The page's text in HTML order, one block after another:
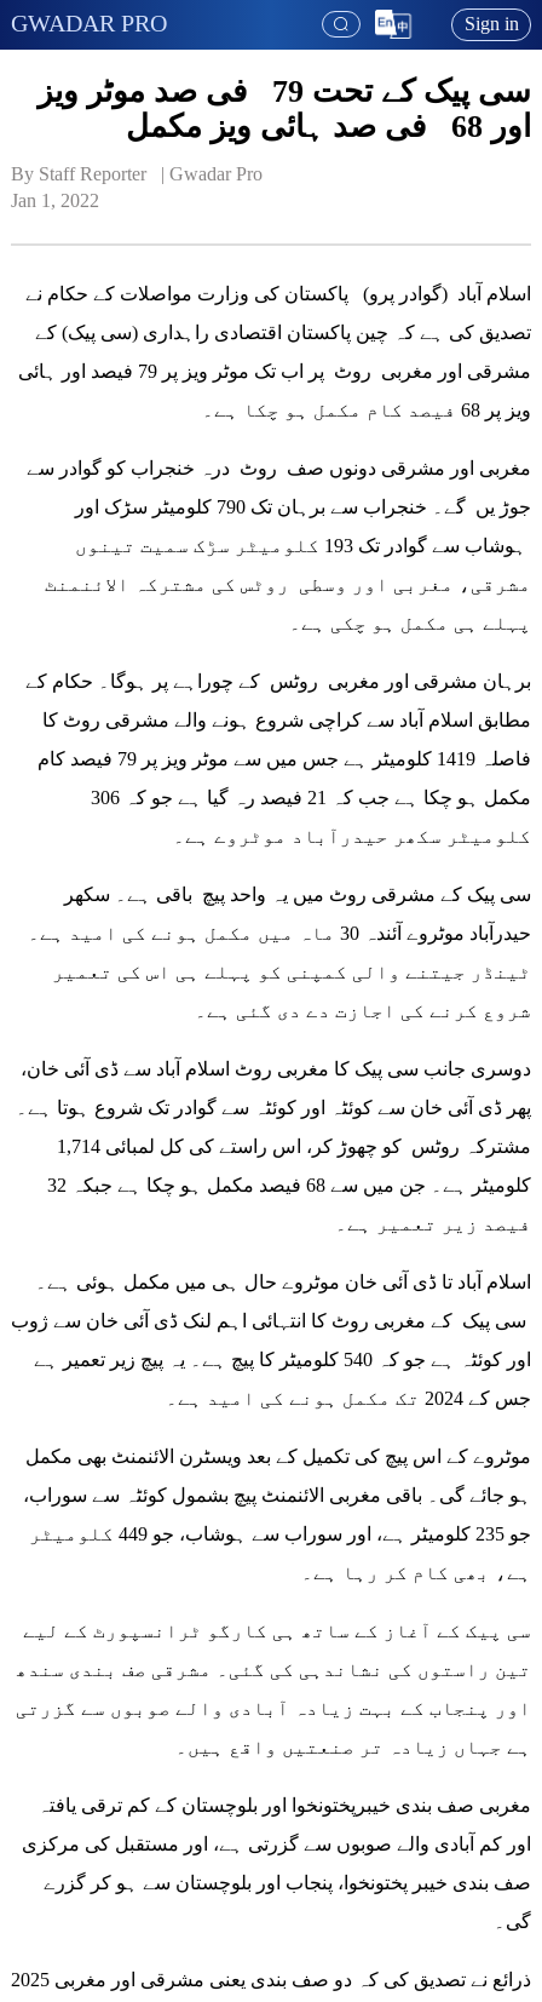
GWADAR PRO Sign in
سی پیک کے تحت 79 فی صد موٹر ویز
اور 68 فی صد ہائی ویز مکمل
By Staff Reporter   | Gwadar Pro
Jan 1, 2022
اسلام آباد (گوادر پرو) پاکستان کی وزارت مواصلات کے حکام نے
تصدیق کی ہے کہ چین پاکستان اقتصادی راہداری (سی پیک) کے
مشرقی اور مغربی روٹ پر اب تک موٹر ویز پر 79 فیصد اور ہائی
ویز پر 68 فیصد کام مکمل ہو چکا ہے۔
مغربی اور مشرقی دونوں صف روٹ درہ خنجراب کو گوادر سے
جوڑ یں گے۔ خنجراب سے برہان تک 790 کلومیٹر سڑک اور
ہوشاب سے گوادر تک 193 کلومیٹر سڑک سمیت تینوں
مشرقی، مغربی اور وسطی روٹس کی مشترکہ الائنمنٹ
پہلے ہی مکمل ہو چکی ہے۔
برہان مشرقی اور مغربی روٹس کے چوراہے پر ہوگا۔ حکام کے
مطابق اسلام آباد سے کراچی شروع ہونے والے مشرقی روٹ کا
فاصلہ 1419 کلومیٹر ہے جس میں سے موٹر ویز پر 79 فیصد کام
مکمل ہو چکا ہے جب کہ 21 فیصد رہ گیا ہے جو کہ 306
کلومیٹر سکھر حیدرآباد موٹروے ہے۔
حیدرآباد موٹروے آئندہ 30 ماہ میں مکمل ہونے کی امید ہے۔
ٹینڈر جیتنے والی کمپنی کو پہلے ہی اس کی تعمیر
شروع کرنے کی اجازت دے دی گئی ہے۔
دوسری جانب سی پیک کا مغربی روٹ اسلام آباد سے ڈی آئی خان،
پھر ڈی آئی خان سے کوئٹہ اور کوئٹہ سے گوادر تک شروع ہوتا ہے۔
مشترکہ روٹس کو چھوڑ کر، اس راستے کی کل لمبائی 1,714
کلومیٹر ہے۔ جن میں سے 68 فیصد مکمل ہو چکا ہے جبکہ 32
فیصد زیر تعمیر ہے۔
اسلام آباد تا ڈی آئی خان موٹروے حال ہی میں مکمل ہوئی ہے۔
سی پیک کے مغربی روٹ کا انتہائی اہم لنک ڈی آئی خان سے ژوب
اور کوئٹہ ہے جو کہ 540 کلومیٹر کا پیچ ہے۔ یہ پیچ زیر تعمیر ہے
جس کے 2024 تک مکمل ہونے کی امید ہے۔
موٹروے کے اس پیچ کی تکمیل کے بعد ویسٹرن الائنمنٹ بھی مکمل
ہو جائے گی۔ باقی مغربی الائنمنٹ پیچ بشمول کوئٹہ سے سوراب،
جو 235 کلومیٹر ہے، اور سوراب سے ہوشاب، جو 449 کلومیٹر
ہے، بھی کام کر رہا ہے۔
تین راستوں کی نشاندہی کی گئی۔ مشرقی صف بندی سندھ
اور پنجاب کے بہت زیادہ آبادی والے صوبوں سے گزرتی
ہے جہاں زیادہ تر صنعتیں واقع ہیں۔
مغربی صف بندی خیبرپختونخوا اور بلوچستان کے کم ترقی یافتہ
اور کم آبادی والے صوبوں سے گزرتی ہے، اور مستقبل کی مرکزی
صف بندی خیبر پختونخوا، پنجاب اور بلوچستان سے ہو کر گزرے
گی۔
ذرائع نے تصدیق کی کہ دو صف بندی یعنی مشرقی اور مغربی 2025